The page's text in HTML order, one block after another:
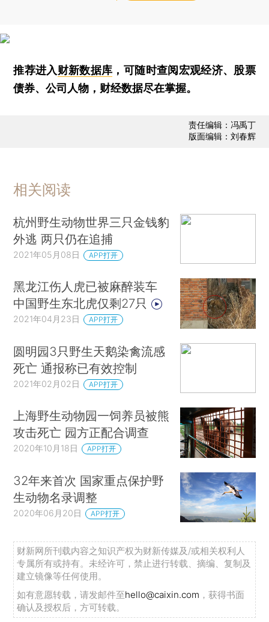
推荐进入财新数据库 ，可随时查阅宏观经济、股票
债券、公司人物，财经数据尽在掌握。
责任编辑：冯禹丁
版面编辑：刘春辉
相关阅读
杭州野生动物世界三只金钱豹
外逃 两只仍在追捕
2021年05月08日 APP打开
黑龙江伤人虎已被麻醉装车
中国野生东北虎仅剩27只
2021年04月23日 APP打开
圆明园3只野生天鹅染禽流感
死亡 通报称已有效控制
2021年02月02日 APP打开
上海野生动物园一饲养员被熊
攻击死亡 园方正配合调查
2020年10月18日 APP打开
32年来首次 国家重点保护野
生动物名录调整
2020年06月20日 APP打开
财新网所刊载内容之知识产权为财新传媒及/或相关权利人
专属所有或持有。未经许可，禁止进行转载、摘编、复制及
建立镜像等任何使用。
如有意愿转载，请发邮件至hello@caixin.com ，获得书面
确认及授权后，方可转载。